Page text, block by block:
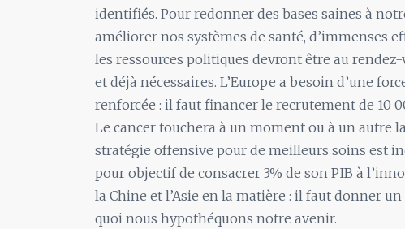
identifiés. Pour redonner des bases saines à
améliorer nos systèmes de santé, d’immenses
les ressources politiques devront être au
et déjà nécessaires. L’Europe a besoin d’une
renforcée : il faut financer le recrutement de 10
Le cancer touchera à un moment ou à un autre
stratégie offensive pour de meilleurs soins est
pour objectif de consacrer 3% de son PIB à
la Chine et l’Asie en la matière : il faut donner
quoi nous hypothéquons notre avenir.